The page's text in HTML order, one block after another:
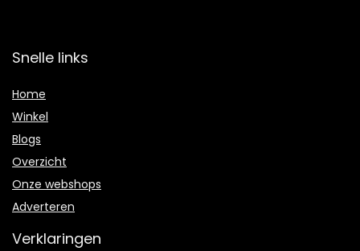
Snelle links
Home
Winkel
Blogs
Overzicht
Onze webshops
Adverteren
Verklaringen